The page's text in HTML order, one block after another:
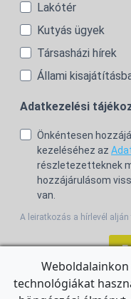
Lakótér
Kutyás ügyek
Társasházi hírek
Állami
Adatkezelési
Önkéntesen
kezeléséhez az
részletezetteknek
hozzájárulásom
van.
A leiratkozás a hírlevél
technológiákat